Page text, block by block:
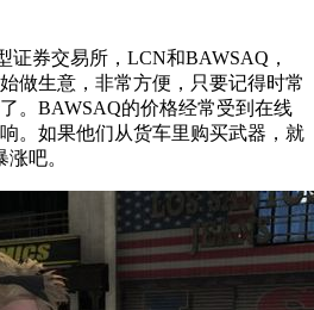
券交易所，LCN和BAWSAQ，
做生意，非常方便，只要记得时常
。BAWSAQ的价格经常受到在线
。如果他们从货车里购买武器，就
吧。